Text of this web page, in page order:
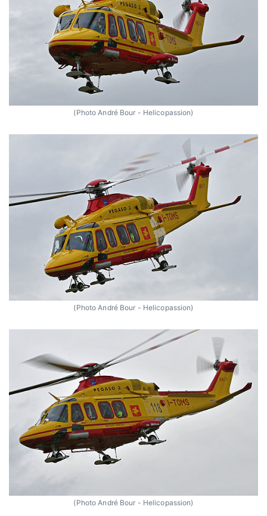
(Photo André Bour - Helicopassion)
(Photo André Bour - Helicopassion)
(Photo André Bour - Helicopassion)